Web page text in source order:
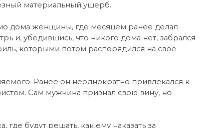
материальный ущерб.
дома женщины, где месяцем ранее делал
и, убедившись, что никого дома нет, забрался
которыми потом распорядился на своё
Ранее он неоднократно привлекался к
Сам мужчина признал свою вину, но
будут решать, как ему наказать за